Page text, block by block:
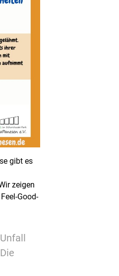
gibt es
zeigen
Good-